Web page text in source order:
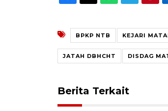
BPKP NTB KEJARI
JATAH DBHCHT DISDAG
Berita Terkait